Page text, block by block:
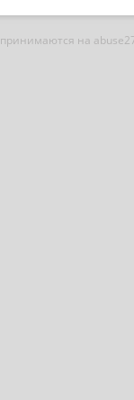
на